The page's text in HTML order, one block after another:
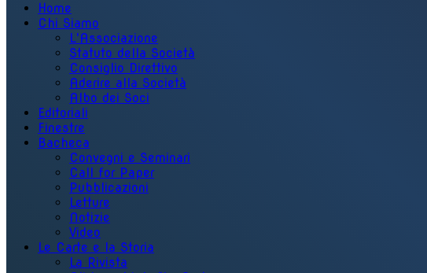
Home
Chi Siamo
L'Associazione
Statuto della Società
Consiglio Direttivo
Aderire alla Società
Albo dei Soci
Editoriali
Finestre
Bacheca
Convegni e Seminari
Call for Paper
Pubblicazioni
Letture
Notizie
Video
Le Carte e la Storia
La Rivista